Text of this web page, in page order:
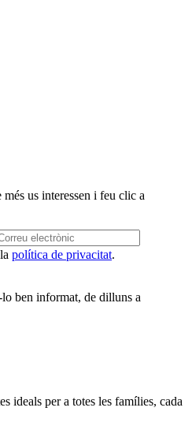
us interessen i feu clic a
política de privacitat.
ben informat, de dilluns a
ideals per a totes les famílies, cada